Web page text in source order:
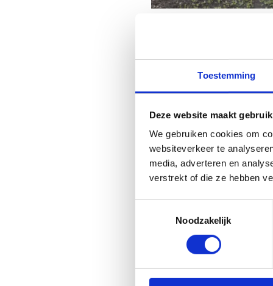
Toestemming
Deze website maakt
We gebruiken cookies om
websiteverkeer te
media, adverteren en
verstrekt of die ze hebben
Noodzakelijk
MTB-beurs
Ontdek de nieuwste
accessoires bij tal van
topmerken.